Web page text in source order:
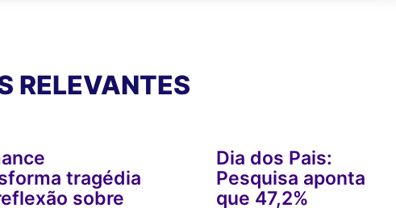
RELEVANTES
tragédia
sobre
Dia dos Pais:
Pesquisa aponta
que 47,2%